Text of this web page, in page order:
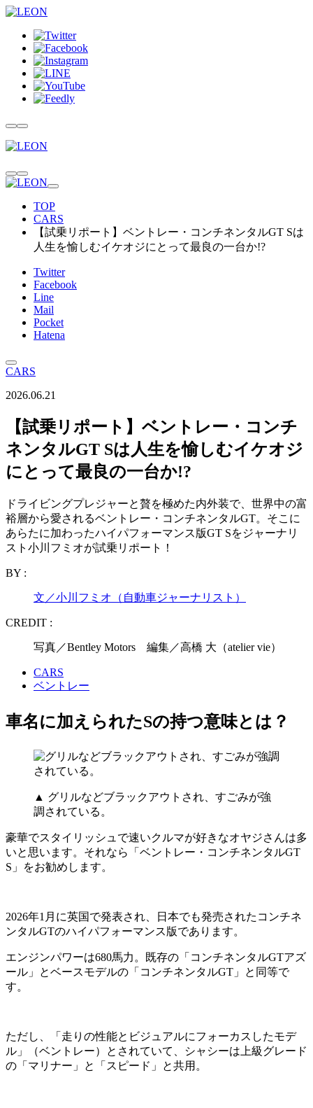
TOP
CARS
【試乗リポート】ベントレー・コンチネンタルGT Sは
人生を愉しむイケオジにとって最良の一台か!?
Twitter
Facebook
Line
Mail
Pocket
Hatena
CARS
2026.06.21
【試乗リポート】ベントレー・コンチ
ネンタルGT Sは人生を愉しむイケオジ
にとって最良の一台か!?
ドライビングプレジャーと贅を極めた内外装で、世界中の富
裕層から愛されるベントレー・コンチネンタルGT。そこに
あらたに加わったハイパフォーマンス版GT Sをジャーナリ
スト小川フミオが試乗リポート！
BY :
文／小川フミオ（自動車ジャーナリスト）
CREDIT :
写真／Bentley Motors 編集／高橋 大（atelier vie）
CARS
ベントレー
車名に加えられたSの持つ意味とは？
▲ グリルなどブラックアウトされ、すごみが強
調されている。
豪華でスタイリッシュで速いクルマが好きなオヤジさんは多
いと思います。それなら「ベントレー・コンチネンタルGT
S」をお勧めします。
2026年1月に英国で発表され、日本でも発売されたコンチネ
ンタルGTのハイパフォーマンス版であります。
エンジンパワーは680馬力。既存の「コンチネンタルGTアズ
ール」とベースモデルの「コンチネンタルGT」と同等で
す。
ただし、「走りの性能とビジュアルにフォーカスしたモデ
ル」（ベントレー）とされていて、シャシーは上級グレード
の「マリナー」と「スピード」と共用。